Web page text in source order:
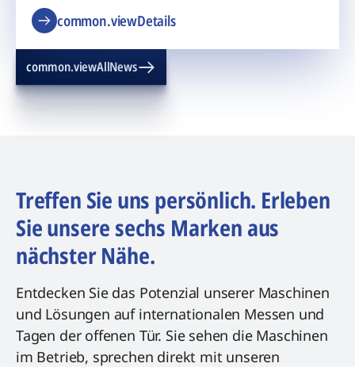
common.viewDetails
common.viewAllNews
Treffen Sie uns persönlich. Erleben
Sie unsere sechs Marken aus
nächster Nähe.
Entdecken Sie das Potenzial unserer Maschinen
und Lösungen auf internationalen Messen und
Tagen der offenen Tür. Sie sehen die Maschinen
im Betrieb, sprechen direkt mit unseren